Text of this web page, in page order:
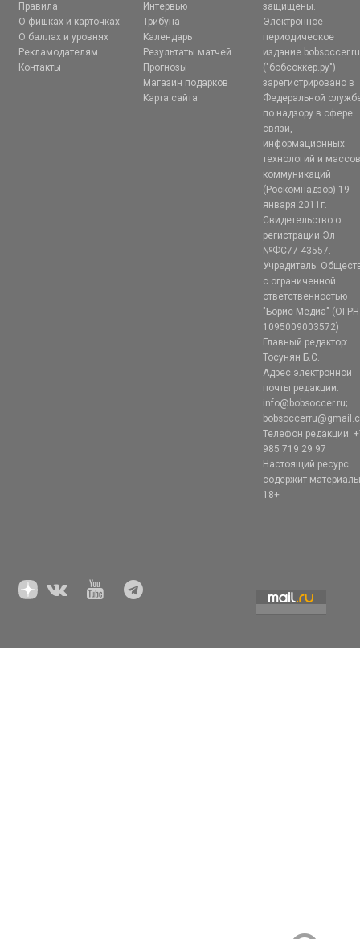
Правила
О фишках и карточках
О баллах и уровнях
Рекламодателям
Контакты
Интервью
Трибуна
Календарь
Результаты матчей
Прогнозы
Магазин подарков
Карта сайта
защищены.
Электронное
периодическое
издание bobsoccer.ru
("бобсоккер.ру")
зарегистрировано в
Федеральной
по надзору в сфере
связи,
информационных
технологий и
коммуникаций
(Роскомнадзор) 19
января 2011г.
Свидетельство о
регистрации Эл
№ФС77-43557.
Учредитель:
с ограниченной
ответственностью
"Борис-Медиа" (ОГРН
1095009003572)
Главный редактор:
Тосунян Б.С.
Адрес электронной
почты редакции:
info@bobsoccer.ru;
Телефон редакции:
985 719 29 97
Настоящий ресурс
содержит
18+